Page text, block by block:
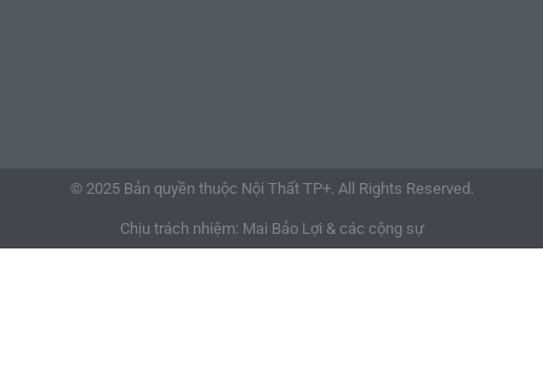
© 2025 Bản quyền thuộc Nội Thất TP+. All Rights Reserved.
Chịu trách nhiệm: Mai Bảo Lợi & các cộng sự